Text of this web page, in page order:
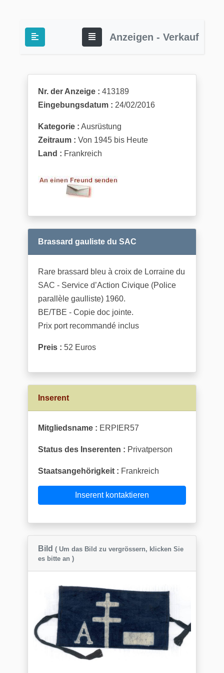
Anzeigen - Verkauf
Nr. der Anzeige : 413189
Eingebungsdatum : 24/02/2016
Kategorie : Ausrüstung
Zeitraum : Von 1945 bis Heute
Land : Frankreich
Brassard gauliste du SAC
Rare brassard bleu à croix de Lorraine du
SAC - Service d’Action Civique (Police
parallèle gaulliste) 1960.
BE/TBE - Copie doc jointe.
Prix port recommandé inclus
Preis : 52 Euros
Inserent
Mitgliedsname : ERPIER57
Status des Inserenten : Privatperson
Staatsangehörigkeit : Frankreich
Inserent kontaktieren
Bild ( Um das Bild zu vergrössern, klicken Sie
es bitte an )